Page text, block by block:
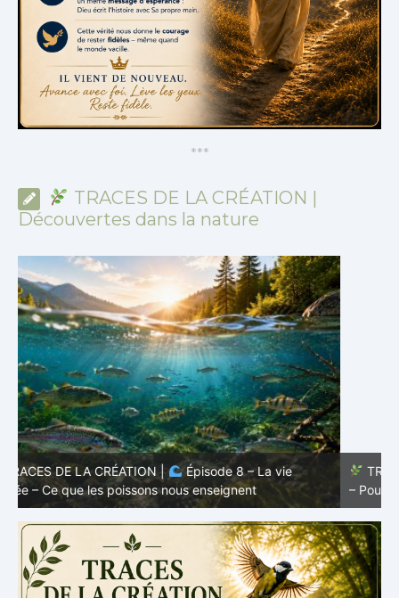
***
TRACES DE LA CRÉATION |
Découvertes dans la nature
TRACES DE LA CRÉATION |
Épisode 7: La vie cachée
– Pourquoi les poissons restent des poissons